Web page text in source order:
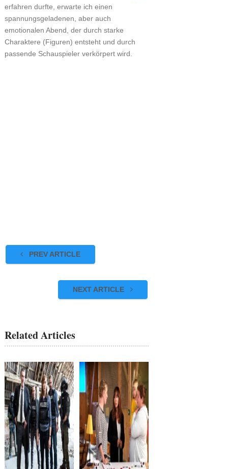
erfahren durfte, erwarte ich einen
spannungsgeladenen, aber auch
emotionalen Abend, der durch starke
Charaktere (Figuren) entsteht und durch
passende Schauspieler verkörpert wird.
PREV ARTICLE
NEXT ARTICLE
Related Articles